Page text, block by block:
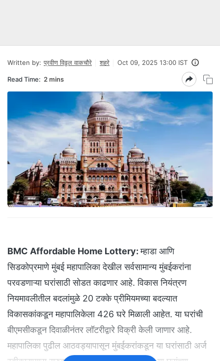
Written by: प्रवीण विठ्ठल वाकचौरे शहरे Oct 09, 2025 13:00 IST
Read Time: 2 mins
BMC Affordable Home Lottery:म्हाडा आणि
सिडकोप्रमाणे मुंबई महापालिका देखील सर्वसामान्य मुंबईकरांना
परवडणाऱ्या घरांसाठी सोडत काढणार आहे. विकास नियंत्रण
नियमावलीतील बदलांमुळे 20 टक्के प्रीमियमच्या बदल्यात
विकासकांकडून महापालिकेला 426 घरे मिळाली आहेत. या घरांची
बीएमसीकडून दिवाळीनंतर लॉटरीद्वारे विक्री केली जाणार आहे.
महापालिका पुढील आठवड्यापासून मुंबईकरांकडून या घरांसाठी अर्ज